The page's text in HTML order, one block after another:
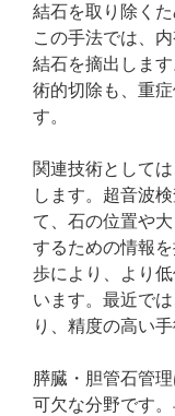
結石を取り除く
この手法では、
結石を摘出しま
術的切除も、重
す。
関連技術として
します。超音波
て、石の位置や
するための情報
歩により、より
います。最近で
り、精度の高い
膵臓・胆管石管
可欠な分野です